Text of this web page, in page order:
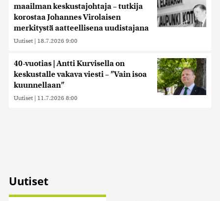
maailman keskustajohtaja – tutkija
korostaa Johannes Virolaisen
merkitystä aatteellisena uudistajana
Uutiset | 18.7.2026 9:00
40-vuotias | Antti Kurvisella on
keskustalle vakava viesti – ”Vain isoa
kuunnellaan”
Uutiset | 11.7.2026 8:00
Uutiset